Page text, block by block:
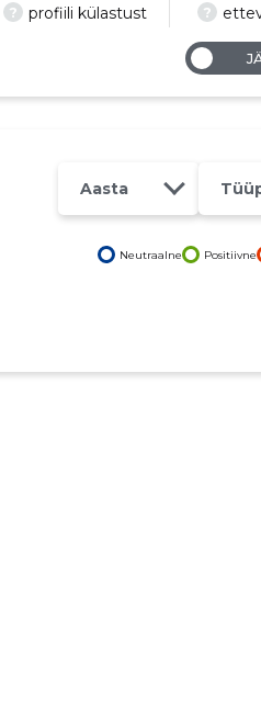
? profiili külastust ?
Aasta
Neutraalne Positiivne